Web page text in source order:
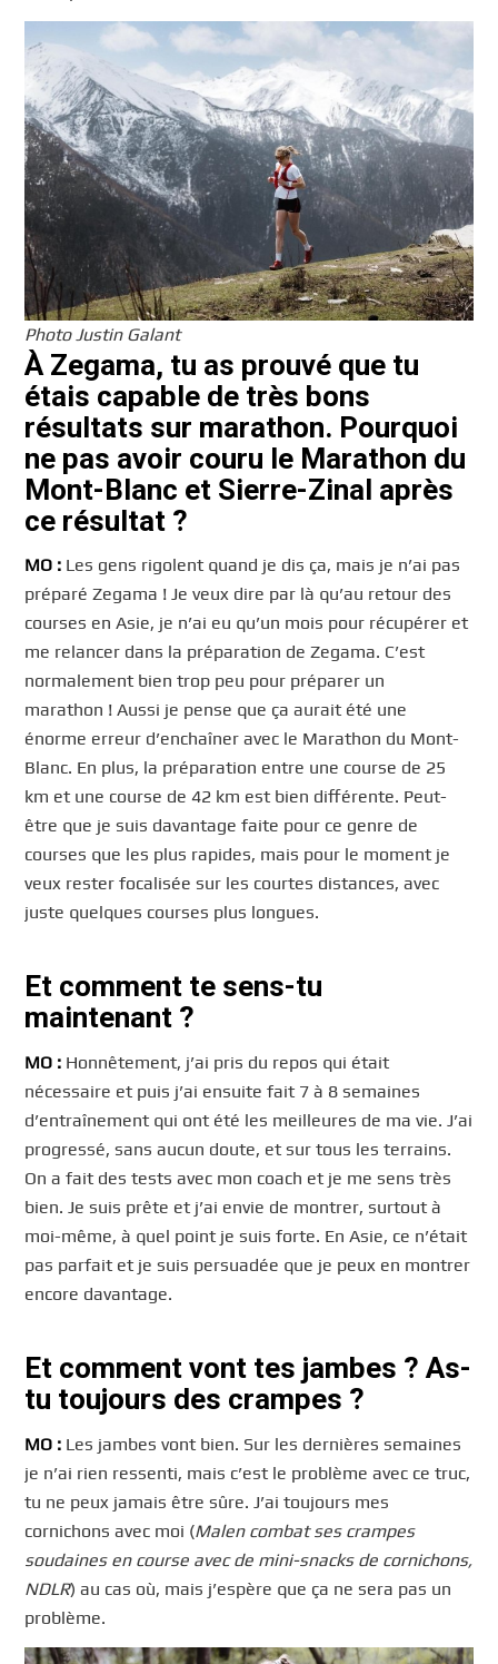
Photo Justin Galant
À Zegama, tu as prouvé que tu
étais capable de très bons
résultats sur marathon. Pourquoi
ne pas avoir couru le Marathon du
Mont-Blanc et Sierre-Zinal après
ce résultat ?
MO : Les gens rigolent quand je dis ça, mais je n’ai pas
préparé Zegama ! Je veux dire par là qu’au retour des
courses en Asie, je n’ai eu qu’un mois pour récupérer et
me relancer dans la préparation de Zegama. C’est
normalement bien trop peu pour préparer un
marathon ! Aussi je pense que ça aurait été une
énorme erreur d’enchaîner avec le Marathon du Mont-
Blanc. En plus, la préparation entre une course de 25
km et une course de 42 km est bien différente. Peut-
être que je suis davantage faite pour ce genre de
courses que les plus rapides, mais pour le moment je
veux rester focalisée sur les courtes distances, avec
juste quelques courses plus longues.
Et comment te sens-tu
maintenant ?
MO : Honnêtement, j’ai pris du repos qui était
nécessaire et puis j’ai ensuite fait 7 à 8 semaines
d’entraînement qui ont été les meilleures de ma vie. J’ai
progressé, sans aucun doute, et sur tous les terrains.
On a fait des tests avec mon coach et je me sens très
bien. Je suis prête et j’ai envie de montrer, surtout à
moi-même, à quel point je suis forte. En Asie, ce n’était
pas parfait et je suis persuadée que je peux en montrer
encore davantage.
Et comment vont tes jambes ? As-
tu toujours des crampes ?
MO : Les jambes vont bien. Sur les dernières semaines
je n’ai rien ressenti, mais c’est le problème avec ce truc,
tu ne peux jamais être sûre. J’ai toujours mes
cornichons avec moi (Malen combat ses crampes
soudaines en course avec de mini-snacks de cornichons,
NDLR) au cas où, mais j’espère que ça ne sera pas un
problème.